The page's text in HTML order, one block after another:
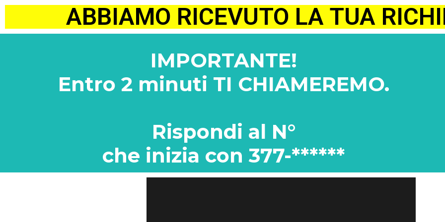
ABBIAMO RICEVUTO LA TUA
IMPORTANTE!
Entro 2 minuti TI CHIAMEREMO.
Rispondi al N°
che inizia con 377-******